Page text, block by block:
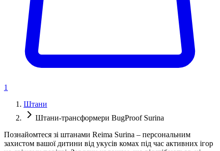
1
Штани
Штани-трансформери BugProof Surina
Познайомтеся зі штанами Reima Surina – персональним
захистом вашої дитини від укусів комах під час активних ігор